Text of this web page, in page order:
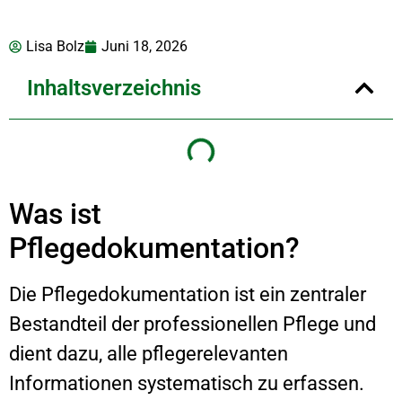
Lisa Bolz Juni 18, 2026
Inhaltsverzeichnis
Was ist
Pflegedokumentation?
Die Pflegedokumentation ist ein zentraler
Bestandteil der professionellen Pflege und
dient dazu, alle pflegerelevanten
Informationen systematisch zu erfassen.